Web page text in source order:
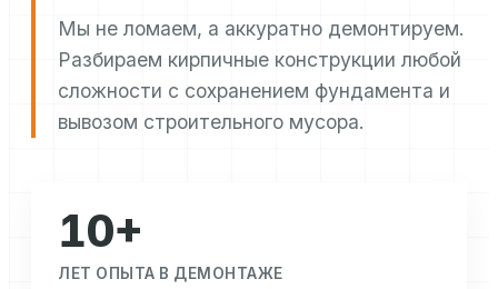
Мы не ломаем, а аккуратно демонтируем.
Разбираем кирпичные конструкции любой
сложности с сохранением фундамента и
вывозом строительного мусора.
10+
ЛЕТ ОПЫТА В ДЕМОНТАЖЕ